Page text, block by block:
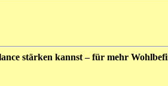
stärken kannst – für mehr